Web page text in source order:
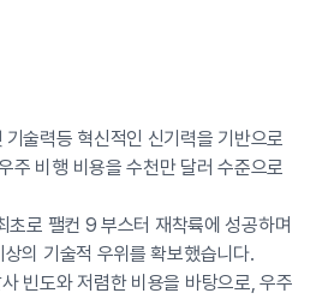
술력등 혁신적인 신기력을 기반으로
주 비행 비용을 수천만 달러 수준으로
초로 팰컨 9 부스터 재착륙에 성공하며
의 기술적 우위를 확보했습니다.
빈도와 저렴한 비용을 바탕으로, 우주